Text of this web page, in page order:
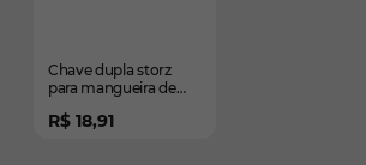
Chave dupla storz
para mangueira de
R$ 18,91